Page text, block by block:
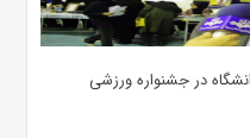
در جشنواره ورزشی